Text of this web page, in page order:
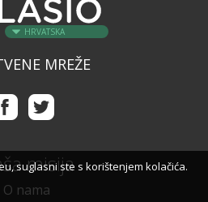
HRVATSKA
MREŽE
misija
O nama
suglasni ste s korištenjem kolačića.